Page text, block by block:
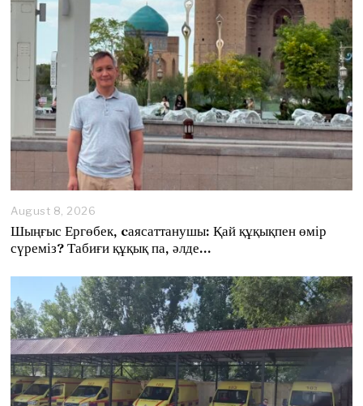
August 8, 2026
u
g
u
t
8
,
2
0
2
6
Шыңғыс Ергөбек, cаясаттанушы: Қай құқықпен өмір
сүреміз? Табиғи құқық па, әлде…